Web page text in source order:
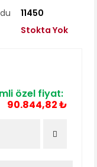
11450
Stokta Yok
özel fiyat:
90.844,82 ₺